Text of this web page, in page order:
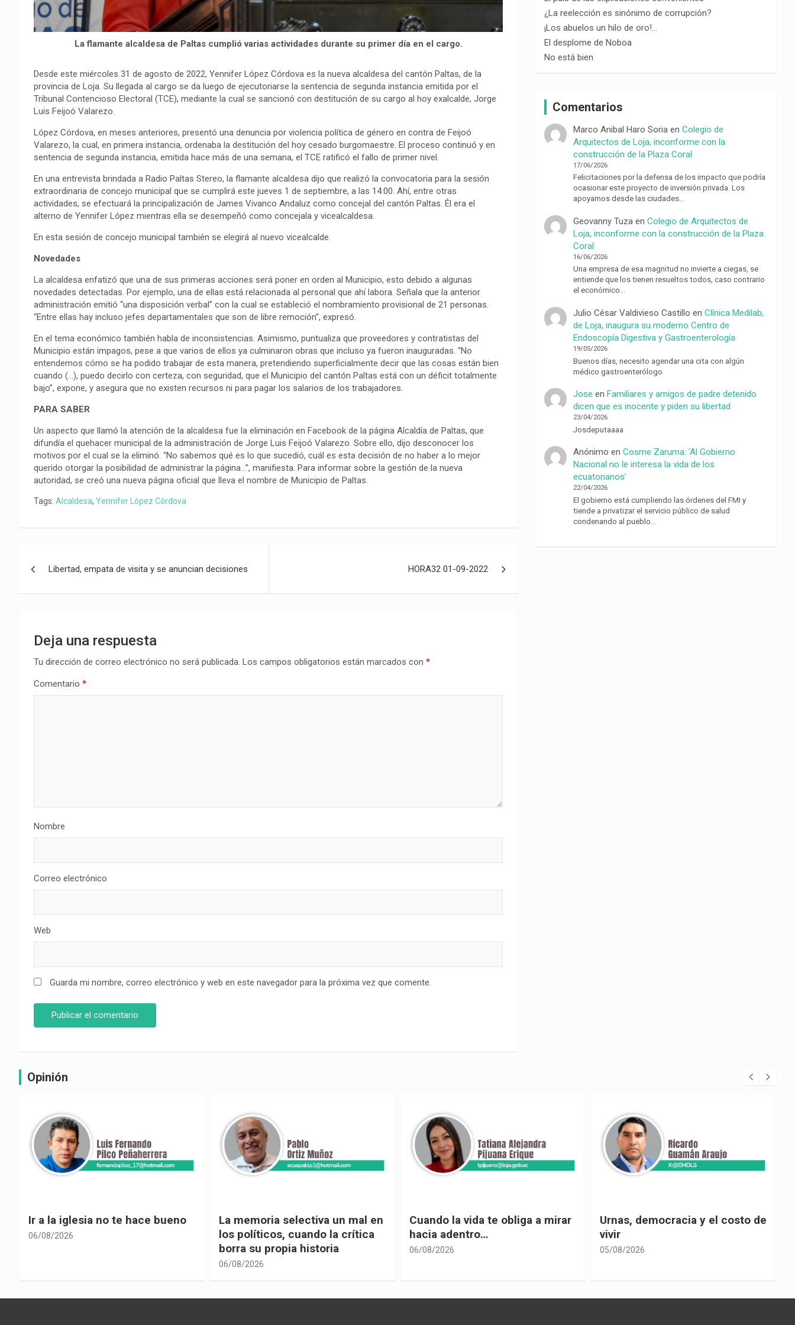
La flamante alcaldesa de Paltas cumplió varias actividades durante su primer día en el cargo.
Desde este miércoles 31 de agosto de 2022, Yennifer López Córdova es la nueva alcaldesa del cantón Paltas, de la
provincia de Loja. Su llegada al cargo se da luego de ejecutoriarse la sentencia de segunda instancia emitida por el
Tribunal Contencioso Electoral (TCE), mediante la cual se sancionó con destitución de su cargo al hoy exalcalde, Jorge
Luis Feijoó Valarezo.
López Córdova, en meses anteriores, presentó una denuncia por violencia política de género en contra de Feijoó
Valarezo, la cual, en primera instancia, ordenaba la destitución del hoy cesado burgomaestre. El proceso continuó y en
sentencia de segunda instancia, emitida hace más de una semana, el TCE ratificó el fallo de primer nivel.
En una entrevista brindada a Radio Paltas Stereo, la flamante alcaldesa dijo que realizó la convocatoria para la sesión
extraordinaria de concejo municipal que se cumplirá este jueves 1 de septiembre, a las 14:00. Ahí, entre otras
actividades, se efectuará la principalización de James Vivanco Andaluz como concejal del cantón Paltas. Él era el
alterno de Yennifer López mientras ella se desempeñó como concejala y vicealcaldesa.
En esta sesión de concejo municipal también se elegirá al nuevo vicealcalde.
Novedades
La alcaldesa enfatizó que una de sus primeras acciones será poner en orden al Municipio, esto debido a algunas
novedades detectadas. Por ejemplo, una de ellas está relacionada al personal que ahí labora. Señala que la anterior
administración emitió “una disposición verbal” con la cual se estableció el nombramiento provisional de 21 personas.
“Entre ellas hay incluso jefes departamentales que son de libre remoción”, expresó.
En el tema económico también habla de inconsistencias. Asimismo, puntualiza que proveedores y contratistas del
Municipio están impagos, pese a que varios de ellos ya culminaron obras que incluso ya fueron inauguradas. “No
entendemos cómo se ha podido trabajar de esta manera, pretendiendo superficialmente decir que las cosas están bien
cuando (…), puedo decirlo con certeza, con seguridad, que el Municipio del cantón Paltas está con un déficit totalmente
bajo”, expone, y asegura que no existen recursos ni para pagar los salarios de los trabajadores.
PARA SABER
Un aspecto que llamó la atención de la alcaldesa fue la eliminación en Facebook de la página Alcaldía de Paltas, que
difundía el quehacer municipal de la administración de Jorge Luis Feijoó Valarezo. Sobre ello, dijo desconocer los
motivos por el cual se la eliminó. “No sabemos qué es lo que sucedió, cuál es esta decisión de no haber a lo mejor
querido otorgar la posibilidad de administrar la página…”, manifiesta. Para informar sobre la gestión de la nueva
autoridad, se creó una nueva página oficial que lleva el nombre de Municipio de Paltas.
Tags: Alcaldesa, Yennifer López Córdova
Libertad, empata de visita y se anuncian decisiones HORA32 01-09-2022
Deja una respuesta
Tu dirección de correo electrónico no será publicada. Los campos obligatorios están marcados con *
Comentario *
Nombre
Correo electrónico
Web
Guarda mi nombre, correo electrónico y web en este navegador para la próxima vez que comente.
¿La reelección es sinónimo de corrupción?
¡Los abuelos un hilo de oro!…
El desplome de Noboa
No está bien
Comentarios
Marco Anibal Haro Soria enColegio de
Arquitectos de Loja, inconforme con la
construcción de la Plaza Coral
17/06/2026
Felicitaciones por la defensa de los impacto que podría
ocasionar este proyecto de inversión privada. Los
apoyamos desde las ciudades…
Geovanny Tuza enColegio de Arquitectos de
Loja, inconforme con la construcción de la Plaza
Coral
16/06/2026
Una empresa de esa magnitud no invierte a ciegas, se
entiende que los tienen resueltos todos, caso contrario
el económico…
Julio César Valdivieso Castillo enClínica Medilab,
de Loja, inaugura su moderno Centro de
Endoscopía Digestiva y Gastroenterología
19/05/2026
Buenos días, necesito agendar una cita con algún
médico gastroenterólogo
Jose enFamiliares y amigos de padre detenido
dicen que es inocente y piden su libertad
23/04/2026
Josdeputaaaa
Anónimo enCosme Zaruma: ‘Al Gobierno
Nacional no le interesa la vida de los
ecuatorianos’
22/04/2026
El gobierno está cumpliendo las órdenes del FMI y
tiende a privatizar el servicio público de salud
condenando al pueblo…
Opinión
La memoria selectiva un mal en
los políticos, cuando la crítica
Cuando la vida te obliga a mirar
hacia adentro…
06/08/2026
Urnas, democracia y el costo de
vivir
05/08/2026
El país de las explicaciones
convenientes
05/08/2026